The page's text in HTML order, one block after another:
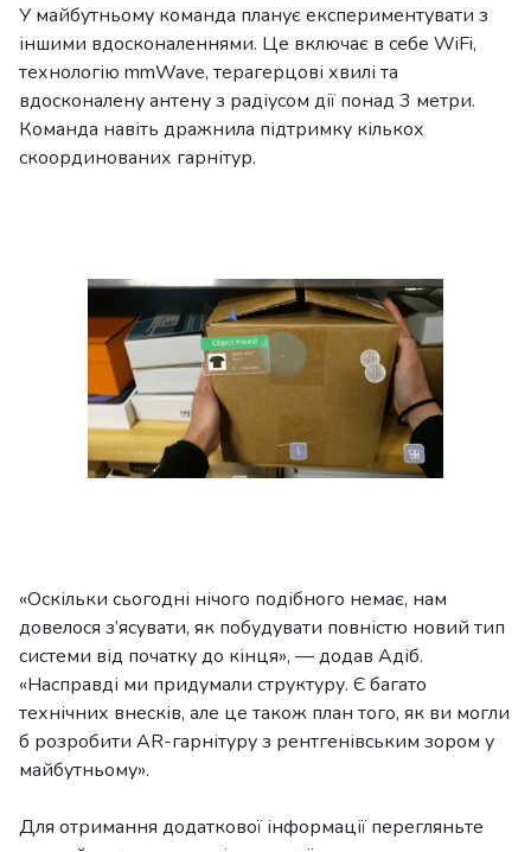
У майбутньому команда планує експериментувати з
іншими вдосконаленнями. Це включає в себе WiFi,
технологію mmWave, терагерцові хвилі та
вдосконалену антену з радіусом дії понад 3 метри.
Команда навіть дражнила підтримку кількох
скоординованих гарнітур.
«Оскільки сьогодні нічого подібного немає, нам
довелося з’ясувати, як побудувати повністю новий тип
системи від початку до кінця», — додав Адіб.
«Насправді ми придумали структуру. Є багато
технічних внесків, але це також план того, як ви могли
б розробити AR-гарнітуру з рентгенівським зором у
майбутньому».
Для отримання додаткової інформації перегляньте